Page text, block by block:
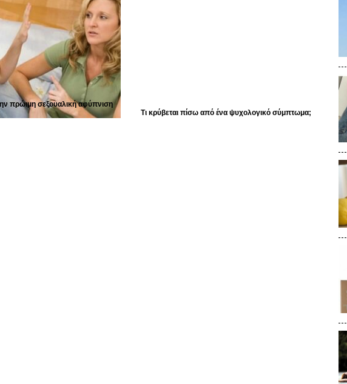
πρώιμη σεξουαλική αφύπνιση
Τι κρύβεται πίσω από ένα ψυχολογικό σύμπτωμα;